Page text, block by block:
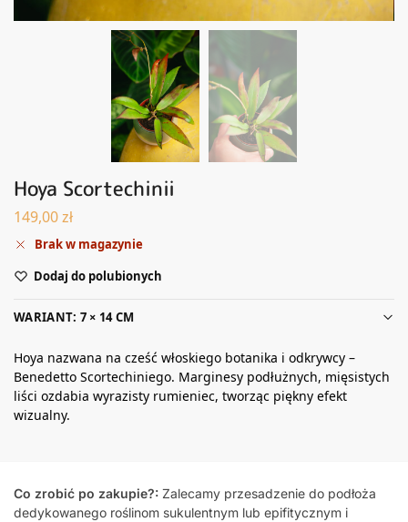
Hoya Scortechinii
149,00zł
Brak w magazynie
Dodaj do polubionych
WARIANT: 7 × 14 CM
Hoya nazwana na cześć włoskiego botanika i odkrywcy –
Benedetto Scortechiniego. Marginesy podłużnych, mięsistych
liści ozdabia wyrazisty rumieniec, tworząc piękny efekt
wizualny.
Co zrobić po zakupie?: Zalecamy przesadzenie do podłoża
dedykowanego roślinom sukulentnym lub epifitycznym i